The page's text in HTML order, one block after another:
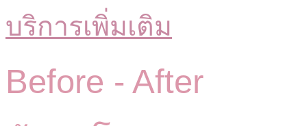
บริการเพิ่มเติม
Before - After